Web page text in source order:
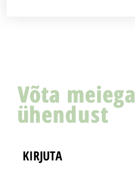
Võta meiega
ühendust
KIRJUTA